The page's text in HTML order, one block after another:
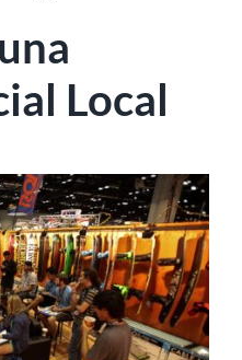
Local